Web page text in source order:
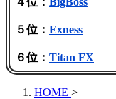
５位： Exness
６位： Titan FX
HOME >